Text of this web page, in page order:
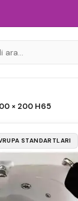
× 200 H65
STANDARTLARI